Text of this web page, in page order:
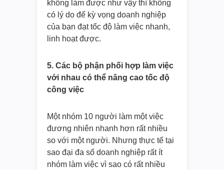
không làm được như vậy thì không
có lý do để kỳ vọng doanh nghiệp
của bạn đạt tốc độ làm việc nhanh,
linh hoạt được.
5. Các bộ phận phối hợp làm việc
với nhau có thể nâng cao tốc độ
công việc
Một nhóm 10 người làm một việc
đương nhiên nhanh hơn rất nhiều
so với một người. Nhưng thực tế tại
sao đại đa số doanh nghiệp rất ít
nhóm làm việc vì sao có rất nhiều